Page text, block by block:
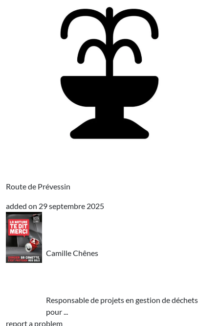
Route de Prévessin
added on 29 septembre 2025
Camille Chênes
Responsable de projets en gestion de déchets
pour ...
report a problem